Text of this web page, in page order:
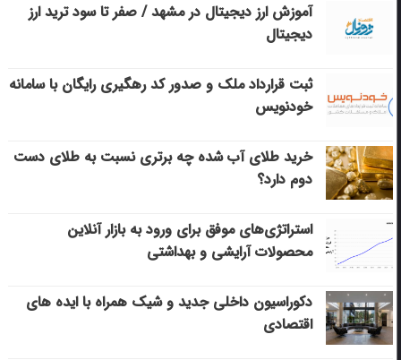
آموزش ارز دیجیتال در مشهد / صفر تا سود ترید ارز
دیجیتال
ثبت قرارداد ملک و صدور کد رهگیری رایگان با سامانه
خودنویس
خرید طلای آب شده چه برتری نسبت به طلای دست
دوم دارد؟
استراتژی‌های موفق برای ورود به بازار آنلاین
محصولات آرایشی و بهداشتی
دکوراسیون داخلی جدید و شیک همراه با ایده های
اقتصادی